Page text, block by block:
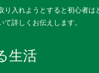
入れようとすると初心者
詳しくお伝えします。
生活